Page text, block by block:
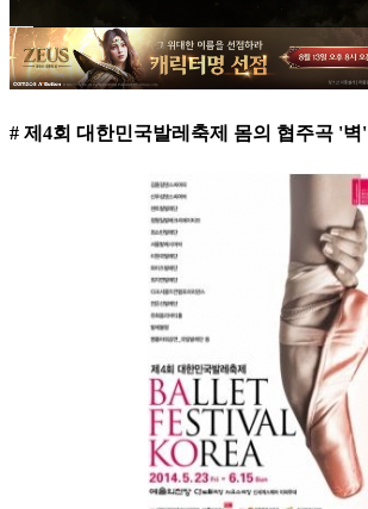
# 제4회 대한민국발레축제 몸의 협주곡 '벽'